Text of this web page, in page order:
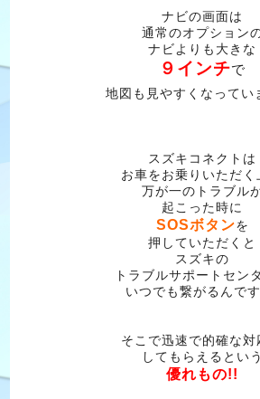
ナビの画面は
通常のオプション
ナビよりも大きな
９インチで
地図も見やすくなってい
スズキコネクトは
お車をお乗りいただく
万が一のトラブル
起こった時に
SOSボタンを
押していただくと
スズキの
トラブルサポートセン
いつでも繋がるんで
そこで迅速で的確な対
してもらえるという
優れもの!!